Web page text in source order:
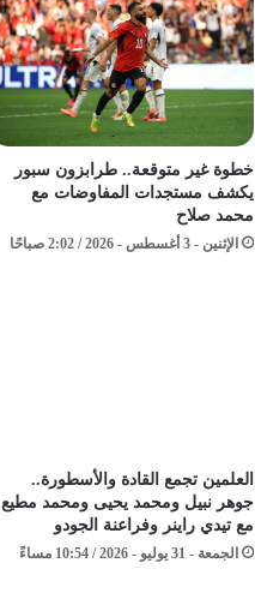
خطوة غير متوقعة.. طرابزون سبور
يكشف مستجدات المفاوضات مع
محمد صلاح
الإثنين - 3 أغسطس - 2026 / 2:02 صباحًا
​العلمين تجمع القادة والأسطورة..
جوهر نبيل ومحمد يحيى ومحمد مطيع
مع تيدي راينر وفراعنة الجودو ​
الجمعة - 31 يوليو - 2026 / 10:54 مساءً